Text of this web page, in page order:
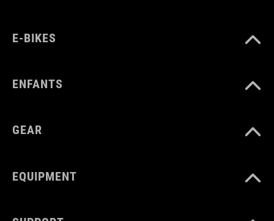
TPU
POIDS
E-BIKES
ENFANTS
GEAR
EQUIPMENT